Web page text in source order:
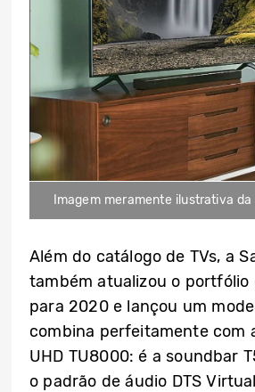
Imagem meramente ilustrativa
Além do catálogo de TVs, a
também atualizou o portfólio
para 2020 e lançou um
combina perfeitamente com
UHD TU8000: é a soundbar
o padrão de áudio DTS